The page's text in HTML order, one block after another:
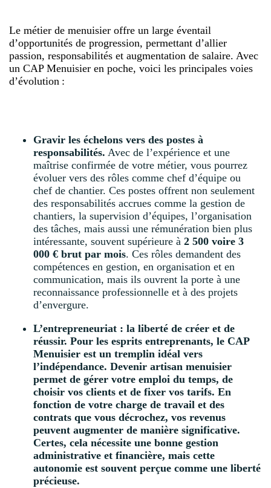
Le métier de menuisier offre un large éventail
d’opportunités de progression, permettant d’allier
passion, responsabilités et augmentation de salaire. Avec
un CAP Menuisier en poche, voici les principales voies
d’évolution :
Gravir les échelons vers des postes à
responsabilités. Avec de l’expérience et une
maîtrise confirmée de votre métier, vous pourrez
évoluer vers des rôles comme chef d’équipe ou
chef de chantier. Ces postes offrent non seulement
des responsabilités accrues comme la gestion de
chantiers, la supervision d’équipes, l’organisation
des tâches, mais aussi une rémunération bien plus
intéressante, souvent supérieure à 2 500 voire 3
000 € brut par mois. Ces rôles demandent des
compétences en gestion, en organisation et en
communication, mais ils ouvrent la porte à une
reconnaissance professionnelle et à des projets
d’envergure.
L’entrepreneuriat : la liberté de créer et de
réussir. Pour les esprits entreprenants, le CAP
Menuisier est un tremplin idéal vers
l’indépendance. Devenir artisan menuisier
permet de gérer votre emploi du temps, de
choisir vos clients et de fixer vos tarifs. En
fonction de votre charge de travail et des
contrats que vous décrochez, vos revenus
peuvent augmenter de manière significative.
Certes, cela nécessite une bonne gestion
administrative et financière, mais cette
autonomie est souvent perçue comme une liberté
précieuse.